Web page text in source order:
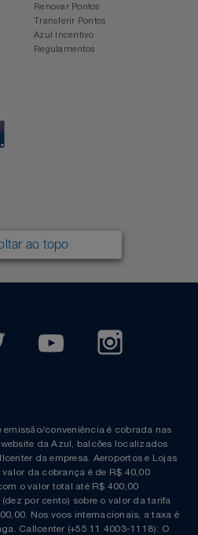
Renovar Pontos
Transferir Pontos
Azul Incentivo
Regulamentos
ao topo
emissão/conveniência é cobrada nas
da Azul, balcões localizados
da empresa. Aeroportos e Lojas
da cobrança é de R$ 40,00
o valor total até R$ 400,00
por cento) sobre o valor da tarifa
Nos voos internacionais, a taxa é
Callcenter (+55 11 4003-1118): O